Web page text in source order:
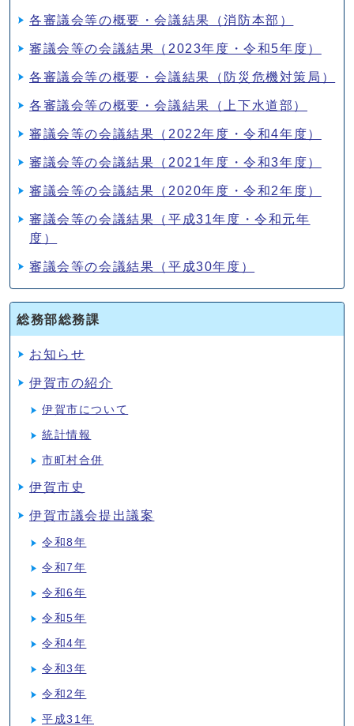
各審議会等の概要・会議結果（消防本部）
審議会等の会議結果（2023年度・令和5年度）
各審議会等の概要・会議結果（防災危機対策局）
各審議会等の概要・会議結果（上下水道部）
審議会等の会議結果（2022年度・令和4年度）
審議会等の会議結果（2021年度・令和3年度）
審議会等の会議結果（2020年度・令和2年度）
審議会等の会議結果（平成31年度・令和元年
度）
審議会等の会議結果（平成30年度）
総務部総務課
お知らせ
伊賀市の紹介
伊賀市について
統計情報
市町村合併
伊賀市史
伊賀市議会提出議案
令和8年
令和7年
令和6年
令和5年
令和4年
令和3年
令和2年
平成31年